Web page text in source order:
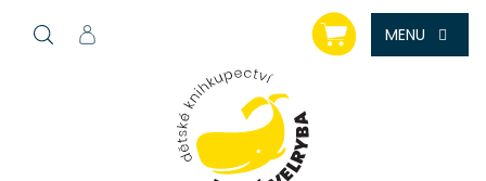
NÁKUPNÍ
KOŠÍK